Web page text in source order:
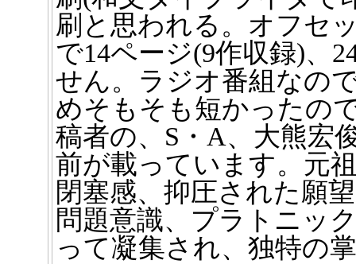
刷と思われる。オフセ
で14ページ(9作収録)、
せん。ラジオ番組なの
めそもそも短かったの
稿者の、S・A、大熊宏
前が載っています。元
閉塞感、抑圧された願
問題意識、プラトニッ
って凝集され、独特の